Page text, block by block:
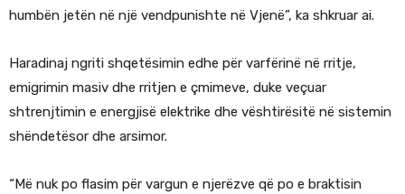
humbën jetën në një vendpunishte në Vjenë”, ka shkruar ai.
Haradinaj ngriti shqetësimin edhe për varfërinë në rritje,
emigrimin masiv dhe rritjen e çmimeve, duke veçuar
shtrenjtimin e energjisë elektrike dhe vështirësitë në sistemin
shëndetësor dhe arsimor.
“Më nuk po flasim për vargun e njerëzve që po e braktisin